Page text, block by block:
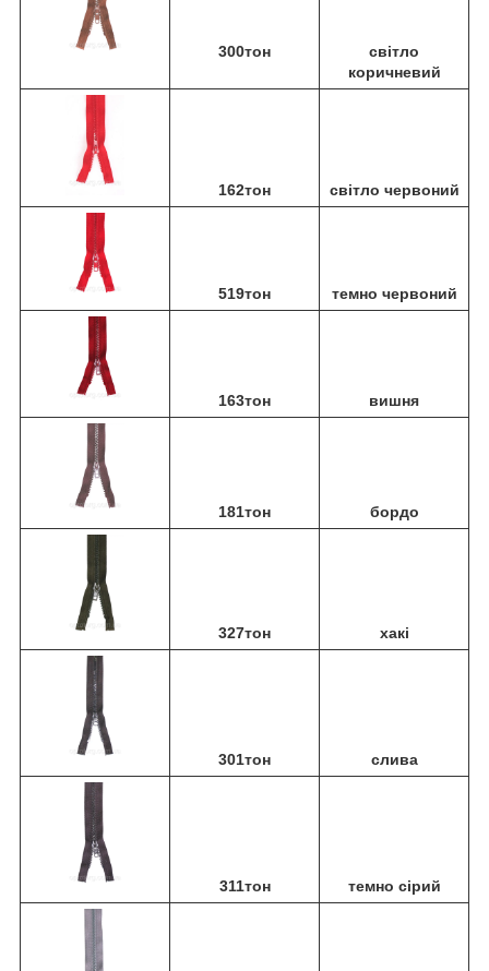
300тон
світло
коричневий
162тон світло червоний
519тон темно червоний
163тон вишня
181тон бордо
327тон хакі
301тон слива
311тон темно сірий